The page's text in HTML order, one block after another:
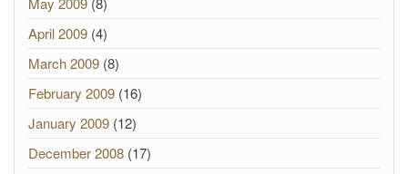
April 2009 (4)
March 2009 (8)
February 2009 (16)
January 2009 (12)
December 2008 (17)